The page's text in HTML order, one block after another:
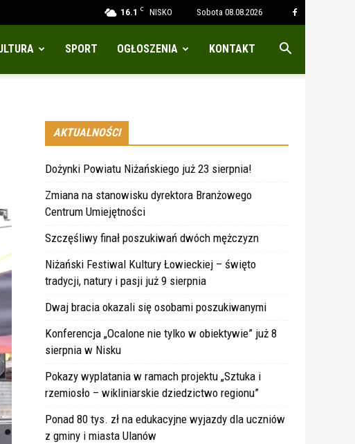
16.1 C NISKO Sobota 08.08.2026
SPORT OGŁOSZENIA KONTAKT
AKTUALNOŚCI
Dożynki Powiatu Niżańskiego już 23 sierpnia!
Zmiana na stanowisku dyrektora Branżowego
Centrum Umiejętności
Szczęśliwy finał poszukiwań dwóch mężczyzn
Niżański Festiwal Kultury Łowieckiej – święto
tradycji, natury i pasji już 9 sierpnia
Dwaj bracia okazali się osobami poszukiwanymi
Konferencja „Ocalone nie tylko w obiektywie” już 8
sierpnia w Nisku
Pokazy wyplatania w ramach projektu „Sztuka i
rzemiosło – wikliniarskie dziedzictwo regionu”
Ponad 80 tys. zł na edukacyjne wyjazdy dla uczniów
z gminy i miasta Ulanów